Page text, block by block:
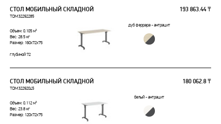
СТОЛ МОБИЛЬНЫЙ СКЛАДНОЙ 193 863.44 ₸
TDM32292285
дуб феррара - антрацит
Объем: 0.105 м³
Вес: 28.5 кг
Размер: 160x72x75
глубиной 72
СТОЛ МОБИЛЬНЫЙ СКЛАДНОЙ 180 062.8 ₸
TDM32292045
белый - антрацит
Объем: 0.112 м³
Вес: 23.8 кг
Размер: 120x72x75